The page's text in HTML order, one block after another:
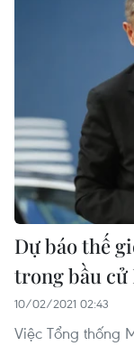
Dự báo thế
trong bầu cử
10/02/2021 02:43
Việc Tổng thống